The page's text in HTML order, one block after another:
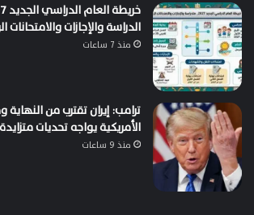
الدراسة والإجازات
منذ 7 ساعات
ترامب: إيران تقترب من
الأمريكية يواجه تحديات متزايدة
منذ 9 ساعات